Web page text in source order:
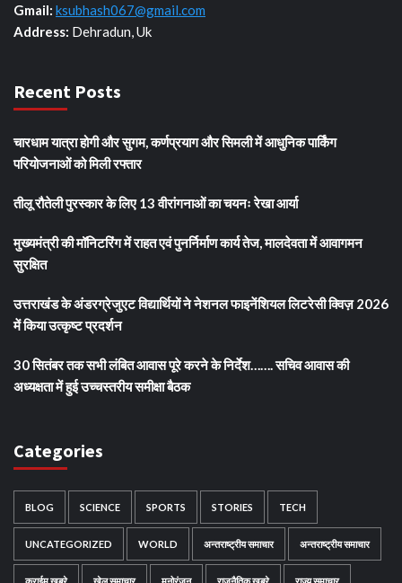
Gmail: ksubhash067@gmail.com
Address: Dehradun, Uk
Recent Posts
चारधाम यात्रा होगी और सुगम, कर्णप्रयाग और सिमली में आधुनिक पार्किंग
परियोजनाओं को मिली रफ्तार
तीलू रौतेली पुरस्कार के लिए 13 वीरांगनाओं का चयनः रेखा आर्या
मुख्यमंत्री की मॉनिटरिंग में राहत एवं पुनर्निर्माण कार्य तेज, मालदेवता में आवागमन
सुरक्षित
उत्तराखंड के अंडरग्रेजुएट विद्यार्थियों ने नेशनल फाइनेंशियल लिटरेसी क्विज़ 2026
में किया उत्कृष्ट प्रदर्शन
30 सितंबर तक सभी लंबित आवास पूरे करने के निर्देश……. सचिव आवास की
अध्यक्षता में हुई उच्चस्तरीय समीक्षा बैठक
Categories
BLOG SCIENCE SPORTS STORIES TECH
UNCATEGORIZED WORLD अन्तराष्ट्रीय समाचार अन्तराष्ट्रीय समाचार
क्राईम खबरे खेल समाचार मनोरंजन राजनैतिक खबरे राज्य समाचार